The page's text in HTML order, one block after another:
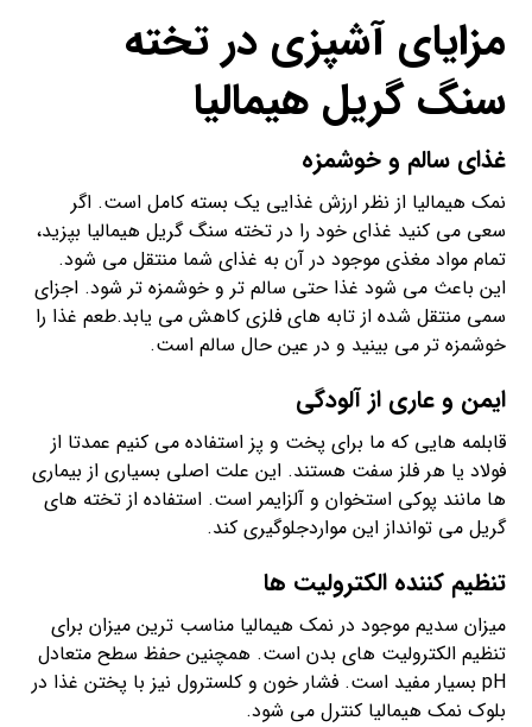
مزایای آشپزی در تخته
سنگ گریل هیمالیا
غذای سالم و خوشمزه
نمک هیمالیا از نظر ارزش غذایی یک بسته کامل است. اگر
سعی می کنید غذای خود را در تخته سنگ گریل هیمالیا بپزید،
تمام مواد مغذی موجود در آن به غذای شما منتقل می شود.
این باعث می شود غذا حتی سالم تر و خوشمزه تر شود. اجزای
سمی منتقل شده از تابه های فلزی کاهش می یابد.طعم غذا را
خوشمزه تر می بینید و در عین حال سالم است.
ایمن و عاری از آلودگی
قابلمه هایی که ما برای پخت و پز استفاده می کنیم عمدتا از
فولاد یا هر فلز سفت هستند. این علت اصلی بسیاری از بیماری
ها مانند پوکی استخوان و آلزایمر است. استفاده از تخته های
گریل می توانداز این مواردجلوگیری کند.
تنظیم کننده الکترولیت ها
میزان سدیم موجود در نمک هیمالیا مناسب ترین میزان برای
تنظیم الکترولیت های بدن است. همچنین حفظ سطح متعادل
pH بسیار مفید است. فشار خون و کلسترول نیز با پختن غذا در
بلوک نمک هیمالیا کنترل می شود.